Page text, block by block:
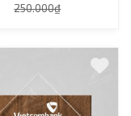
250.000₫